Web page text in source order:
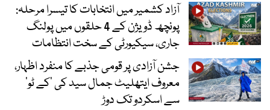
آزاد کشمیر میں انتخابات کا تیسرا مرحلہ:
پونچھ ڈویژن کے 4 حلقوں میں پولنگ
جاری، سیکیورٹی کے سخت انتظامات
جشن آزادی پر قومی جذبے کا منفرد اظہار،
معروف ایتھلیٹ جمال سید کی ’کے ٹو‘
سے اسکردو تک دوڑ